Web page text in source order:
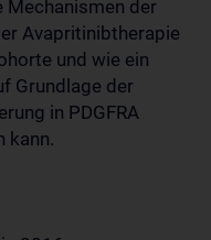
Mechanismen der
Avapritinibtherapie
und wie ein
Grundlage der
in PDGFRA
kann.